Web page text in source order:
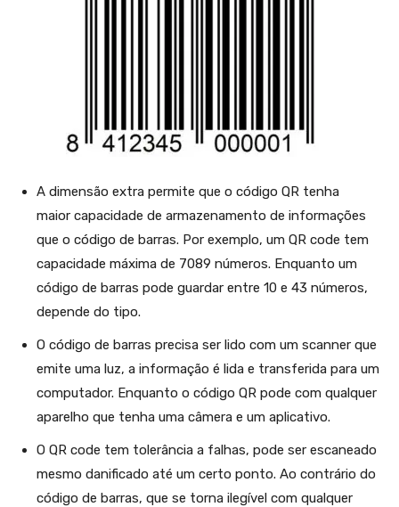
A dimensão extra permite que o código QR tenha
maior capacidade de armazenamento de informações
que o código de barras. Por exemplo, um QR code tem
capacidade máxima de 7089 números. Enquanto um
código de barras pode guardar entre 10 e 43 números,
depende do tipo.
O código de barras precisa ser lido com um scanner que
emite uma luz, a informação é lida e transferida para um
computador. Enquanto o código QR pode com qualquer
aparelho que tenha uma câmera e um aplicativo.
O QR code tem tolerância a falhas, pode ser escaneado
mesmo danificado até um certo ponto. Ao contrário do
código de barras, que se torna ilegível com qualquer